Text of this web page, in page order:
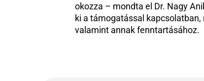
okozza – mondta el Dr. Nagy
ki a támogatással
valamint annak fenntartásához.